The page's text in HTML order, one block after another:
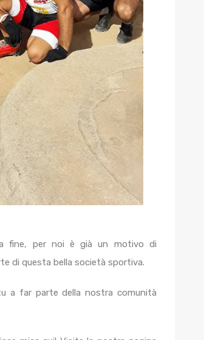
fine, per noi è già un motivo di
di questa bella società sportiva.
a far parte della nostra comunità